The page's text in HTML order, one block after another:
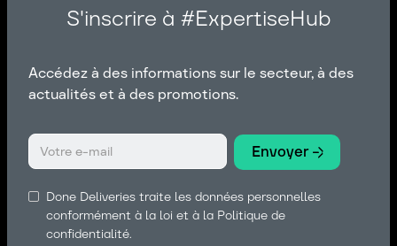
S'inscrire à #ExpertiseHub
Accédez à des informations sur le secteur, à des
actualités et à des promotions.
Done Deliveries traite les données personnelles
conformément à la loi et à la Politique de
confidentialité.